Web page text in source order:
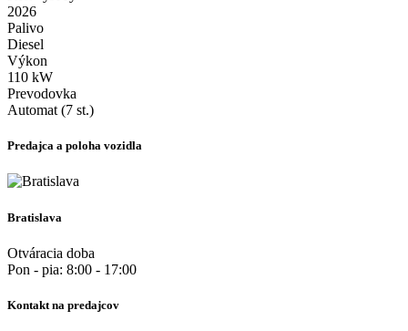
2026
Palivo
Diesel
Výkon
110 kW
Prevodovka
Automat (7 st.)
Predajca a poloha vozidla
Bratislava
Otváracia doba
Pon - pia: 8:00 - 17:00
Kontakt na predajcov